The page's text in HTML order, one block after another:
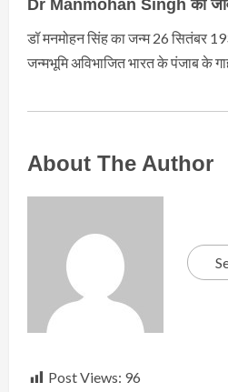
Dr Manmohan Singh का
डॉ मनमोहन सिंह का जन्म 26 सितंबर
जन्मभूमि अविभाजित भारत के पंजाब के
About The Author
Post Views: 96